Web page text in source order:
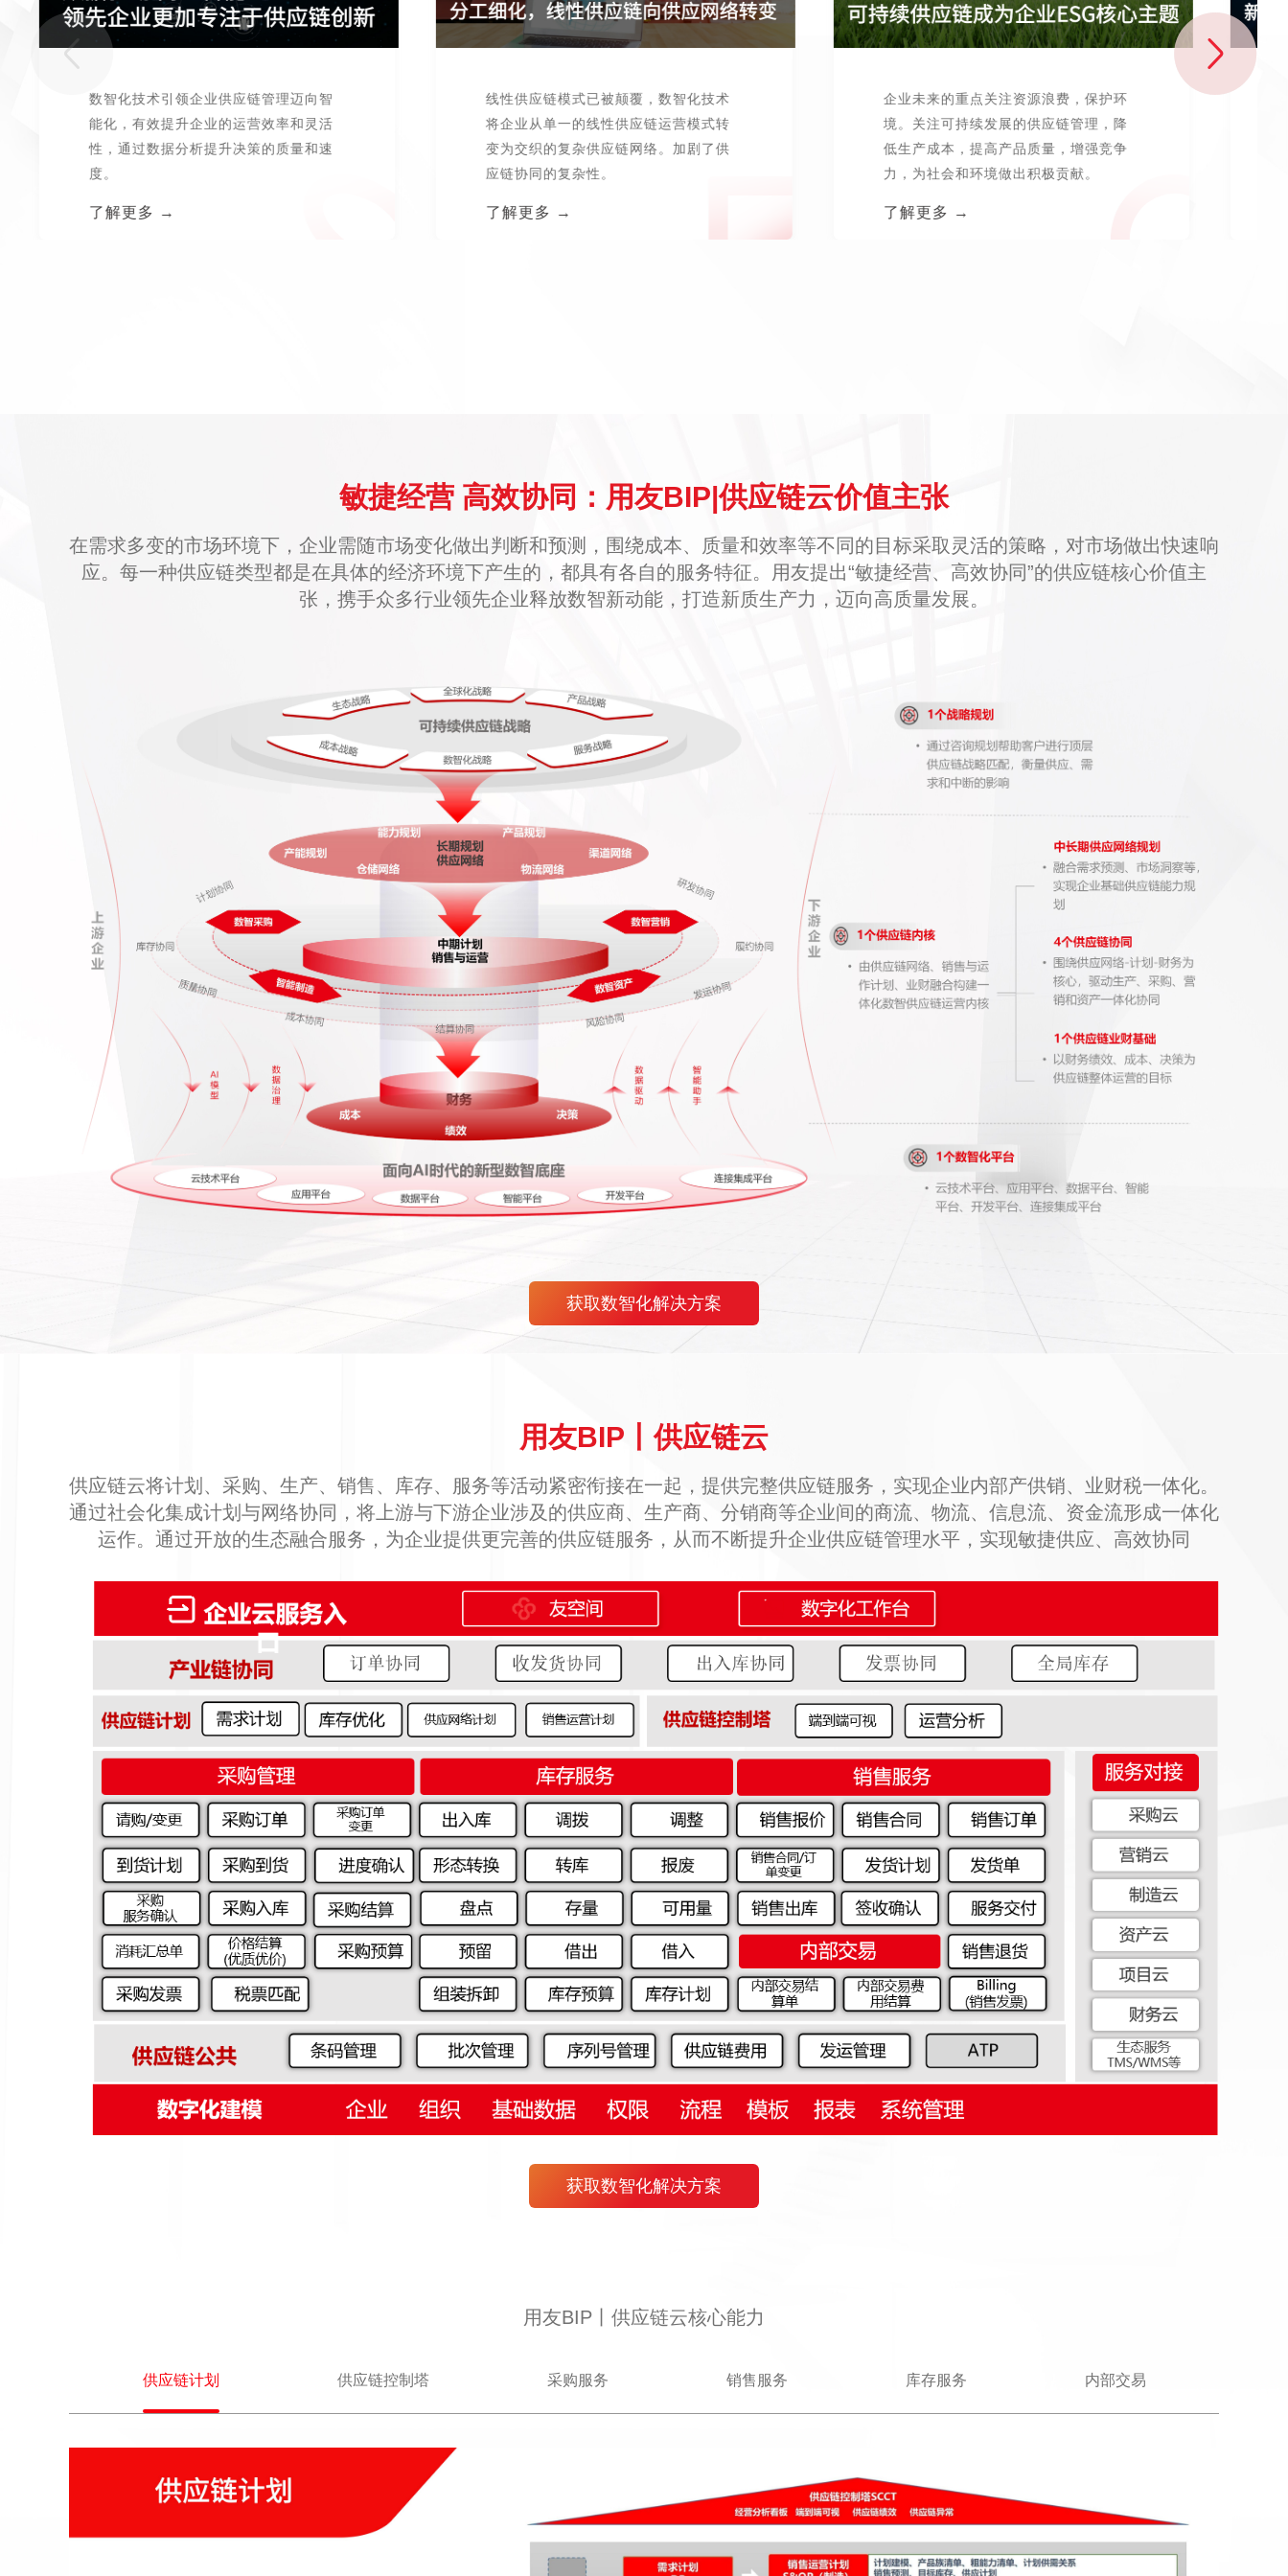
数智化技术引领企业供应链管理迈向智
能化，有效提升企业的运营效率和灵活
性，通过数据分析提升决策的质量和速
了解更多 →
线性供应链模式已被颠覆，数智化技术
将企业从单一的线性供应链运营模式转
变为交织的复杂供应链网络。加剧了供
应链协同的复杂性。
了解更多 →
企业未来的重点关注资源浪费，保护环
境。关注可持续发展的供应链管理，降
低生产成本，提高产品质量，增强竞争
力，为社会和环境做出积极贡献。
了解更多 →
敏捷经营 高效协同：用友BIP|供应链云价值主张
在需求多变的市场环境下，企业需随市场变化做出判断和预测，围绕成本、质量和效率等不同的目标采取灵活的策略，对市场做出快速响
应。每一种供应链类型都是在具体的经济环境下产生的，都具有各自的服务特征。用友提出“敏捷经营、高效协同”的供应链核心价值主
张，携手众多行业领先企业释放数智新动能，打造新质生产力，迈向高质量发展。
获取数智化解决方案
用友BIP丨供应链云
供应链云将计划、采购、生产、销售、库存、服务等活动紧密衔接在一起，提供完整供应链服务，实现企业内部产供销、业财税一体化。
通过社会化集成计划与网络协同，将上游与下游企业涉及的供应商、生产商、分销商等企业间的商流、物流、信息流、资金流形成一体化
运作。通过开放的生态融合服务，为企业提供更完善的供应链服务，从而不断提升企业供应链管理水平，实现敏捷供应、高效协同
获取数智化解决方案
用友BIP丨供应链云核心能力
供应链计划 供应链控制塔 采购服务 销售服务 库存服务 内部交易